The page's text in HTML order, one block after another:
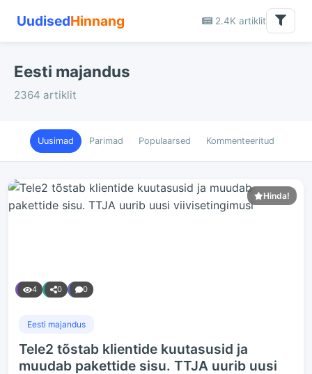
UudisedHinnang 2.4K artiklit
Eesti majandus
2364 artiklit
Uusimad Parimad Populaarsed Kommenteeritud
Hinda!
4 0 0
Eesti majandus
Tele2 tõstab klientide kuutasusid ja
muudab pakettide sisu. TTJA uurib uusi